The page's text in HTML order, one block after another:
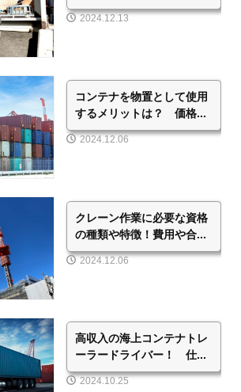
2024.12.13
コンテナを物置として使用
するメリットは？ 価格...
2024.12.06
クレーン作業に必要な資格
の種類や特徴！費用や合...
2024.12.06
高収入の海上コンテナトレ
ーラードライバー！ 仕...
2024.10.25